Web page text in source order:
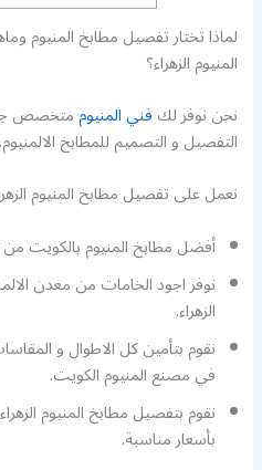
لماذا تختار تفصيل مطابخ
المنيوم الزهراء؟
نحن نوفر لكفني المنيوممتخصص
التفصيل و التصميم للمطابخ الالمنيوم.
نعمل على تفصيل مطابخ المنيوم
أفضل مطابخ المنيوم بالكويت
نوفر اجود الخامات من معدن
الزهراء.
نقوم بتأمين كل الاطوال و
في مصنع المنيوم الكويت.
نقوم بتفصيل مطابخ المنيوم
بأسعار مناسبة.